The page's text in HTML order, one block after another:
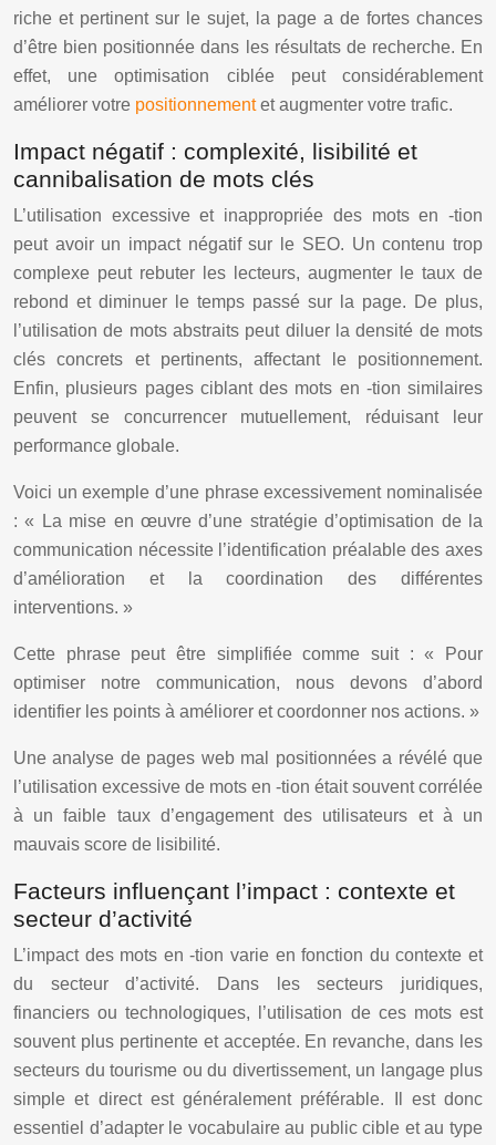
riche et pertinent sur le sujet, la page a de fortes chances
d’être bien positionnée dans les résultats de recherche. En
effet, une optimisation ciblée peut considérablement
améliorer votre positionnementet augmenter votre trafic.
Impact négatif : complexité, lisibilité et
cannibalisation de mots clés
L’utilisation excessive et inappropriée des mots en -tion
peut avoir un impact négatif sur le SEO. Un contenu trop
complexe peut rebuter les lecteurs, augmenter le taux de
rebond et diminuer le temps passé sur la page. De plus,
l’utilisation de mots abstraits peut diluer la densité de mots
clés concrets et pertinents, affectant le positionnement.
Enfin, plusieurs pages ciblant des mots en -tion similaires
peuvent se concurrencer mutuellement, réduisant leur
performance globale.
Voici un exemple d’une phrase excessivement nominalisée
: « La mise en œuvre d’une stratégie d’optimisation de la
communication nécessite l’identification préalable des axes
d’amélioration et la coordination des différentes
interventions. »
Cette phrase peut être simplifiée comme suit : « Pour
optimiser notre communication, nous devons d’abord
identifier les points à améliorer et coordonner nos actions. »
Une analyse de pages web mal positionnées a révélé que
l’utilisation excessive de mots en -tion était souvent corrélée
à un faible taux d’engagement des utilisateurs et à un
mauvais score de lisibilité.
Facteurs influençant l’impact : contexte et
secteur d’activité
L’impact des mots en -tion varie en fonction du contexte et
du secteur d’activité. Dans les secteurs juridiques,
financiers ou technologiques, l’utilisation de ces mots est
souvent plus pertinente et acceptée. En revanche, dans les
secteurs du tourisme ou du divertissement, un langage plus
simple et direct est généralement préférable. Il est donc
essentiel d’adapter le vocabulaire au public cible et au type